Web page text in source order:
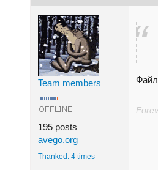
Team members
195 posts
avego.org
Thanked: 4 times